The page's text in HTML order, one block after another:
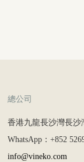
總公司
香港九龍長沙灣長沙
WhatsApp：+852
info@vineko.com